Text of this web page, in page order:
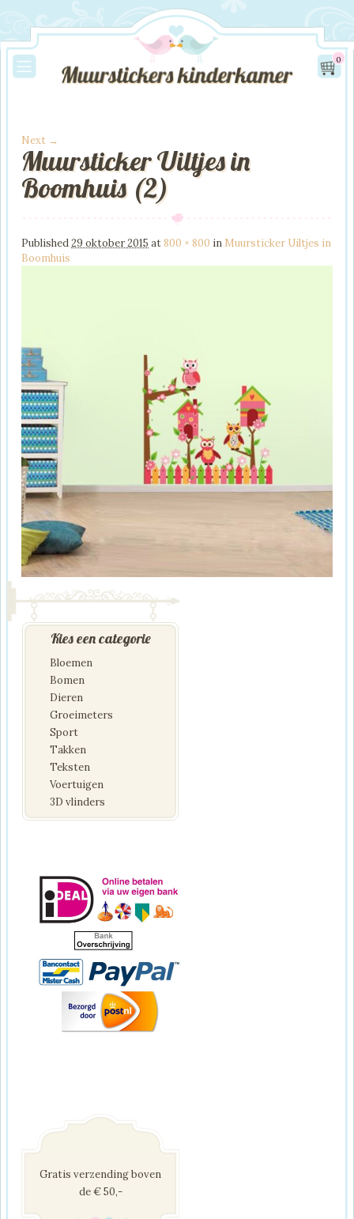
0
Image navigation
Next →
Muursticker Uiltjes in
Boomhuis (2)
Published29 oktober 2015 at800 × 800 in Muursticker Uiltjes in
Boomhuis
Kies een categorie
Bloemen
Bomen
Dieren
Groeimeters
Sport
Takken
Teksten
Voertuigen
3D vlinders
Gratis verzending boven
de € 50,-